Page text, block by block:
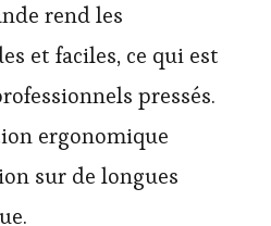
rend les
et faciles, ce qui est
pressés.
ergonomique
sur de longues